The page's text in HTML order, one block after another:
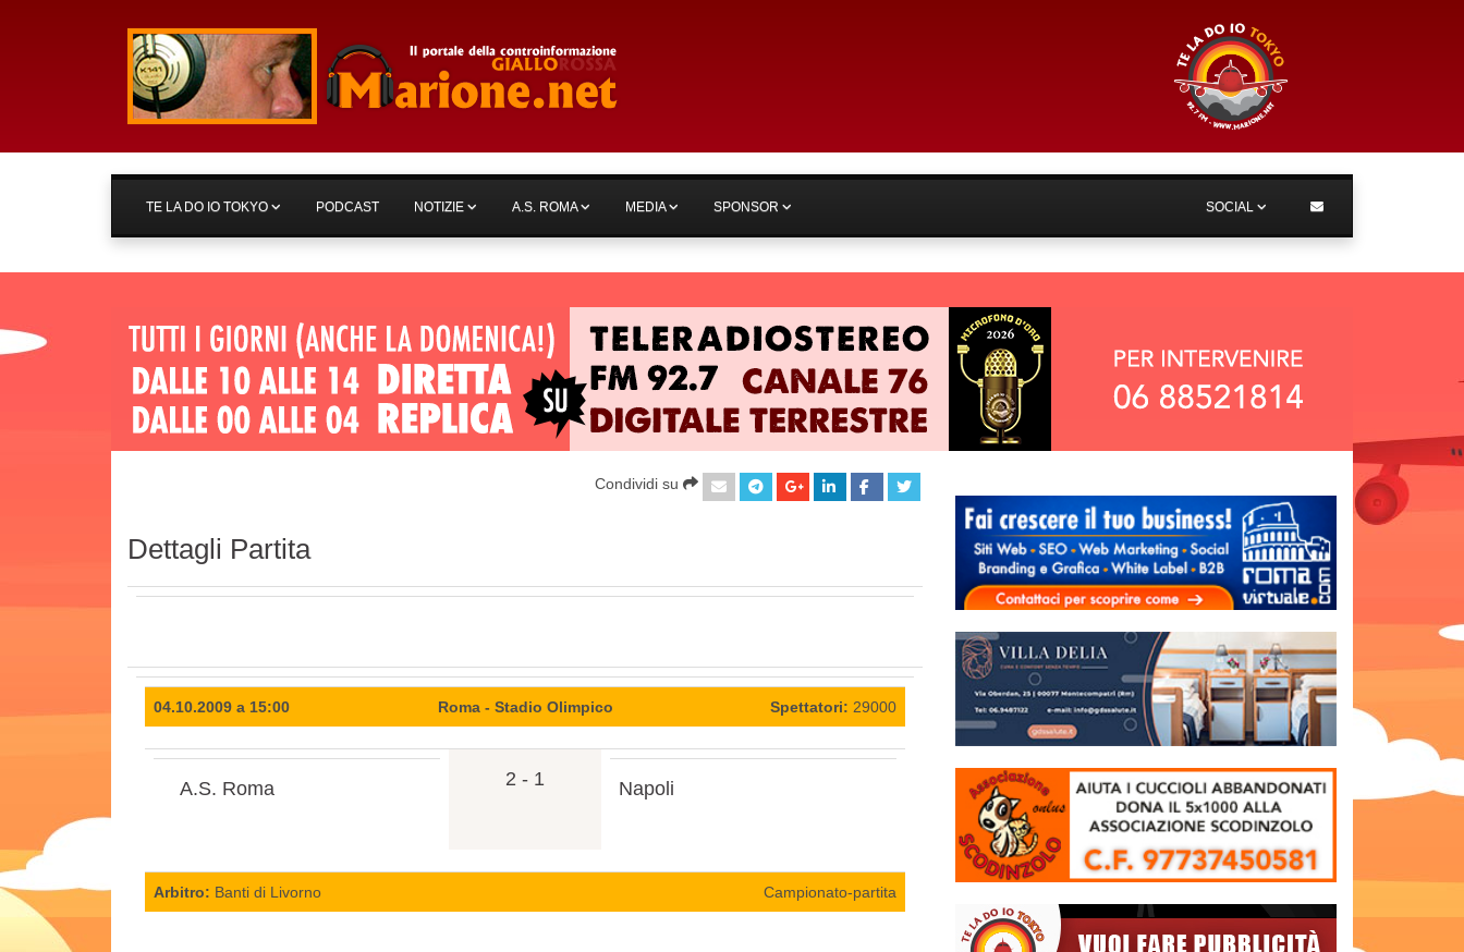
TE LA DO IO TOKYO PODCAST NOTIZIE A.S. ROMA MEDIA SPONSOR SOCIAL
Condividi su
Dettagli Partita
04.10.2009 a 15:00 Roma - Stadio Olimpico Spettatori: 29000
A.S. Roma 2 - 1 Napoli
Arbitro: Banti di Livorno Campionato-partita